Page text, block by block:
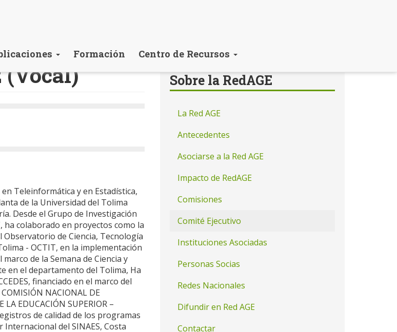
Formación Centro de Recursos
(Vocal)
Teleinformática y en Estadística,
de la Universidad del Tolima
Desde el Grupo de Investigación
ha colaborado en proyectos como la
de Ciencia, Tecnología
- OCTIT, en la implementación
de la Semana de Ciencia y
en el departamento del Tolima, Ha
financiado en el marco del
NACIONAL DE
LA EDUCACIÓN SUPERIOR –
de calidad de los programas
del SINAES, Costa
Sobre la RedAGE
La Red AGE
Antecedentes
Asociarse a la Red AGE
Impacto de RedAGE
Comisiones
Comité Ejecutivo
Instituciones Asociadas
Personas Socias
Redes Nacionales
Difundir en Red AGE
Contactar